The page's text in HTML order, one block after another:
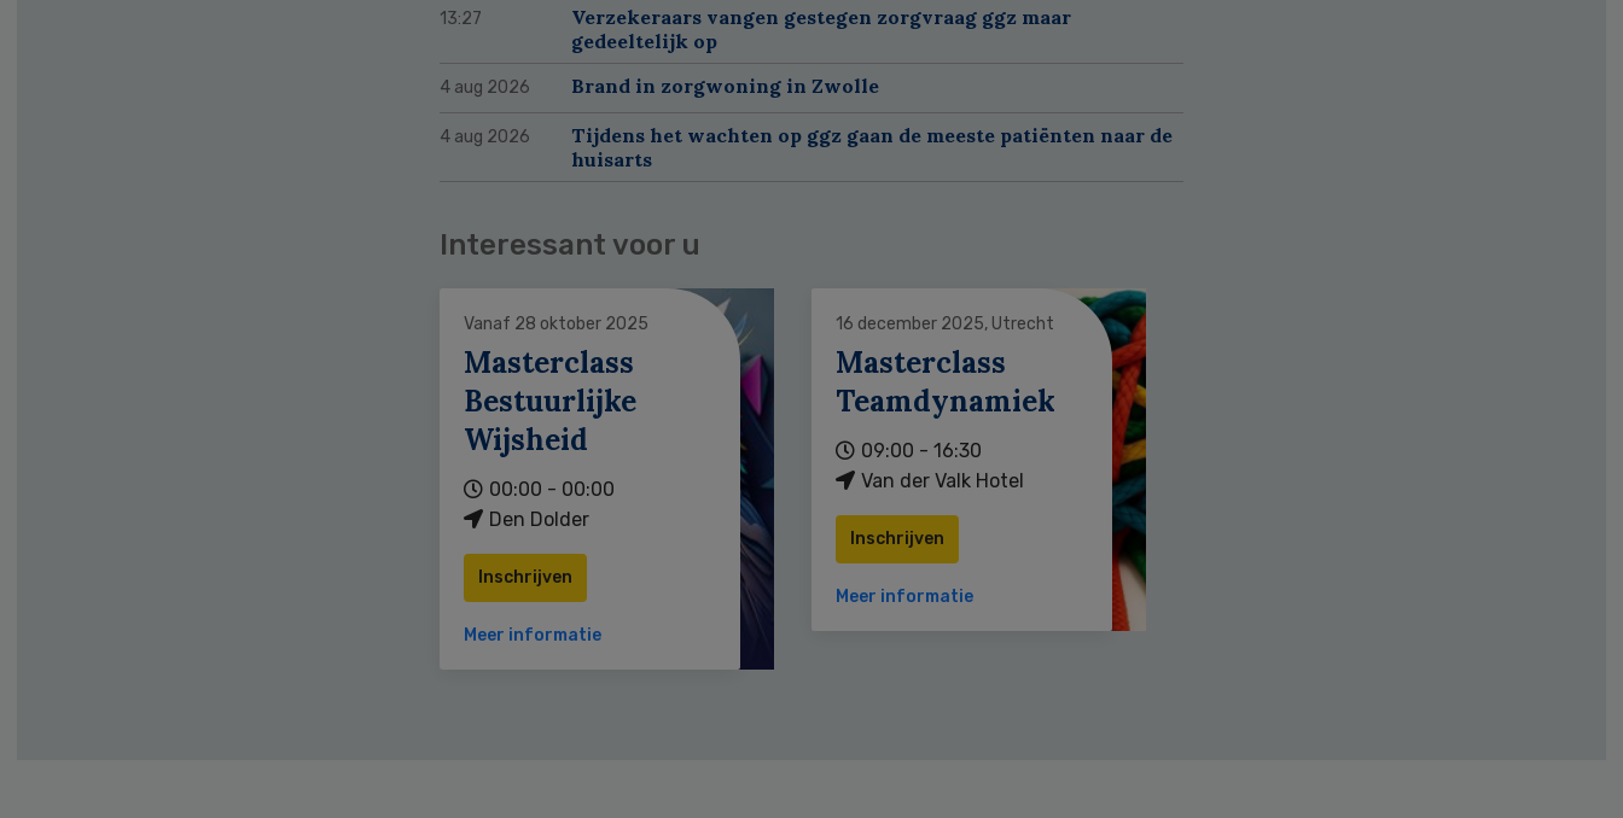
13:27
Verzekeraars vangen gestegen zorgvraag ggz maar
gedeeltelijk op
4 aug 2026 Brand in zorgwoning in Zwolle
4 aug 2026
Tijdens het wachten op ggz gaan de meeste patiënten naar de
huisarts
Interessant voor u
Vanaf 28 oktober 2025
Masterclass
Bestuurlijke
Wijsheid
00:00 - 00:00
Den Dolder
Inschrijven
Meer informatie
16 december 2025, Utrecht
Masterclass
Teamdynamiek
09:00 - 16:30
Van der Valk Hotel
Inschrijven
Meer informatie